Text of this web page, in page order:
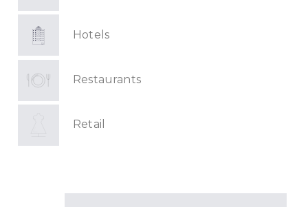
Hotels
Restaurants
Retail